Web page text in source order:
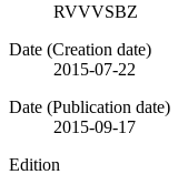
RVVVSBZ
Date (Creation date)
2015-07-22
Date (Publication date)
2015-09-17
Edition